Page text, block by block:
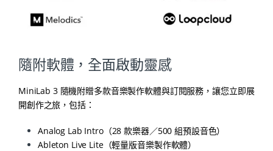
隨附軟體，全面啟動靈感
MiniLab 3 隨機附贈多款音樂製作軟體與訂閱服務，讓您立即展
開創作之旅，包括：
Analog Lab Intro（28 款樂器／500 組預設音色）
Ableton Live Lite（輕量版音樂製作軟體）